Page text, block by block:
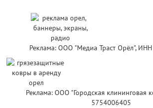
Реклама: ООО "Медиа Траст Орёл",
Реклама: ООО "Городская клининговая
5754006405